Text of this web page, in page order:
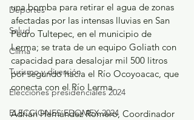
Deportes
Salud
Clima
Turismo y diversión
Elecciones presidenciales 2024
ELECCIONES EDOMEX 2024
una bomba para retirar el agua de zonas
afectadas por las intensas lluvias en San
Pedro Tultepec, en el municipio de
Lerma; se trata de un equipo Goliath con
capacidad para desalojar mil 500 litros
por segundo hacia el Río Ocoyoacac, que
conecta con el Río Lerma.
Adrián Hernández Romero, Coordinador